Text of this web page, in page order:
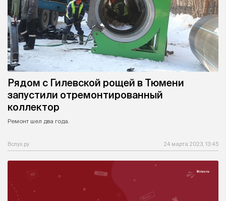
Рядом с Гилевской рощей в Тюмени
запустили отремонтированный
коллектор
Ремонт шел два года.
Вслух.ру 24 марта 2023, 13:45